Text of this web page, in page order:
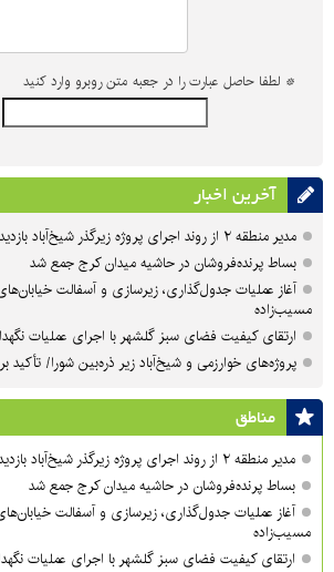
* لطفا حاصل عبارت را در جعبه متن روبرو وارد کنید
آخرین اخبار
مدیر منطقه ۲ از روند اجرای پروژه زیرگذر شیخ‌آباد بازدید کرد
بساط پرنده‌فروشان در حاشیه میدان کرج جمع شد
آغاز عملیات جدول‌گذاری، زیرسازی و آسفالت
مسیب‌زاده
ارتقای کیفیت فضای سبز گلشهر با اجرای عملیات
پروژه‌های خوارزمی و شیخ‌آباد زیر ذره‌بین شورا/ تأکید
مناطق
مدیر منطقه ۲ از روند اجرای پروژه زیرگذر شیخ‌آباد بازدید کرد
بساط پرنده‌فروشان در حاشیه میدان کرج جمع شد
آغاز عملیات جدول‌گذاری، زیرسازی و آسفالت
مسیب‌زاده
ارتقای کیفیت فضای سبز گلشهر با اجرای عملیات